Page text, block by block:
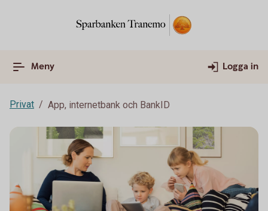
Meny Logga in
Privat App, internetbank och BankID